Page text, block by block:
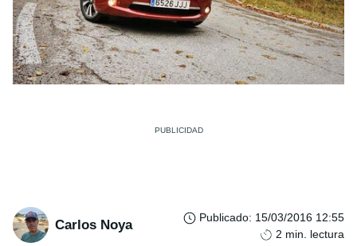
Carlos Noya Publicado: 15/03/2016 12:55
2 min. lectura